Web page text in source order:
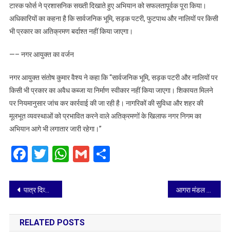
टास्क फोर्स ने प्रशासनिक सख्ती दिखाते हुए अभियान को सफलतापूर्वक पूरा किया।
अधिकारियों का कहना है कि सार्वजनिक भूमि, सड़क पटरी, फुटपाथ और नालियों पर किसी
भी प्रकार का अतिक्रमण बर्दाश्त नहीं किया जाएगा।
—– नगर आयुक्त का वर्जन
नगर आयुक्त संतोष कुमार वैश्य ने कहा कि “सार्वजनिक भूमि, सड़क पटरी और नालियों पर
किसी भी प्रकार का अवैध कब्जा या निर्माण स्वीकार नहीं किया जाएगा। शिकायत मिलने
पर नियमानुसार जांच कर कार्रवाई की जा रही है। नागरिकों की सुविधा और शहर की
मूलभूत व्यवस्थाओं को प्रभावित करने वाले अतिक्रमणों के खिलाफ नगर निगम का
अभियान आगे भी लगातार जारी रहेगा।”
Facebook
Twitter
WhatsApp
GmailShare
Post
navigation
पात्र दिव्यांग जनों को वेंडिंग जोन में आवंटित की जाएंगी स्टाल
RELATED POSTS